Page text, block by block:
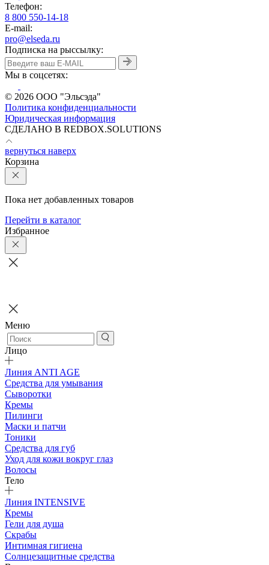
Телефон:
8 800 550-14-18
E-mail:
pro@elseda.ru
Подписка на рыссылку:
Мы в соцсетях:
© 2026 ООО "Эльсэда"
Политика конфиденциальности
Юридическая информация
CДЕЛАНО В REDBOX.SOLUTIONS
вернуться наверх
Корзина
Пока нет добавленных товаров
Перейти в каталог
Избранное
Меню
Лицо
Линия ANTI AGE
Средства для умывания
Сыворотки
Кремы
Пилинги
Маски и патчи
Тоники
Средства для губ
Уход для кожи вокруг глаз
Волосы
Тело
Линия INTENSIVE
Кремы
Гели для душа
Скрабы
Интимная гигиена
Солнцезащитные средства